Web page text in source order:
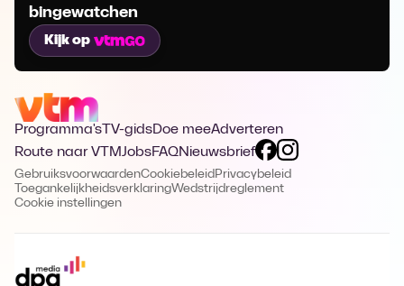
bingewatchen
Kijk op
Programma's TV-gidsDoe meeAdverteren
Route naar VTMJobsFAQNieuwsbrief
GebruiksvoorwaardenCookiebeleid Privacybeleid
ToegankelijkheidsverklaringWedstrijdreglement
Cookie instellingen